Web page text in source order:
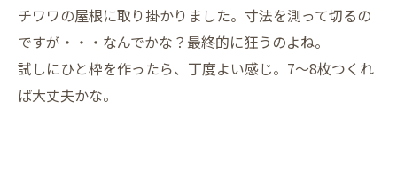
チワワの屋根に取り掛かりました。寸法を測って切るの
ですが・・・なんでかな？最終的に狂うのよね。
試しにひと枠を作ったら、丁度よい感じ。7～8枚つくれ
ば大丈夫かな。